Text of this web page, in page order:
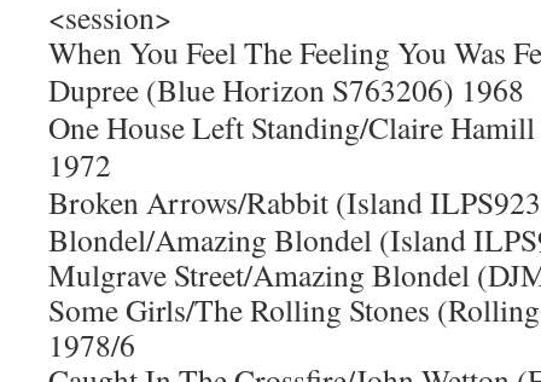
<session>
When You Feel The Feeling You Was
Dupree (Blue Horizon S763206) 1968
One House Left Standing/Claire
1972
Broken Arrows/Rabbit (Island
Blondel/Amazing Blondel (Island
Mulgrave Street/Amazing Blondel
Some Girls/The Rolling Stones
1978/6